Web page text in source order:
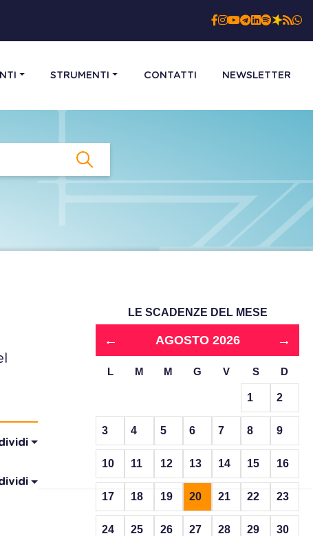
STRUMENTI CONTATTI NEWSLETTER
LE SCADENZE DEL MESE
← AGOSTO 2026 →
L M M G V S D
1 2
3 4 5 6 7 8 9
10 11 12 13 14 15 16
17 18 19 20 21 22 23
24 25 26 27 28 29 30